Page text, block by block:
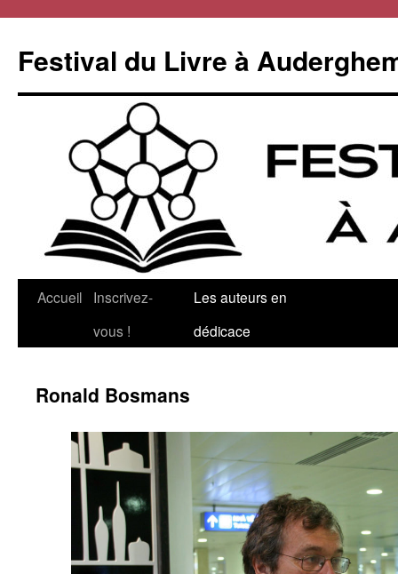
contenu
Festival du Livre à
Accueil
Inscrivez-
vous !
Les auteurs en
dédicace
Ronald Bosmans